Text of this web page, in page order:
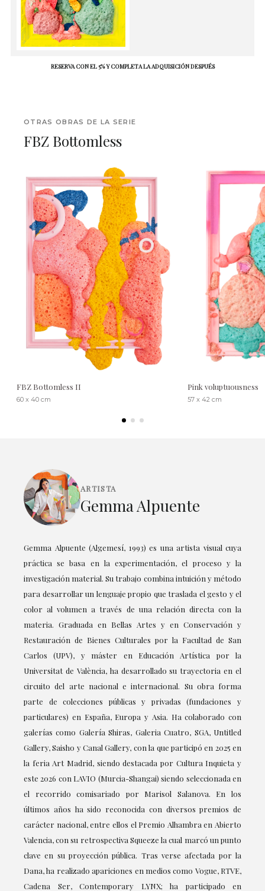
RESERVA CON EL 5% Y COMPLETA LA ADQUISICIÓN DESPUÉS
OTRAS OBRAS DE LA SERIE
FBZ Bottomless
FBZ Bottomless II
60 x 40 cm
Pink voluptuousness
57 x 42 cm
ARTISTA
Gemma Alpuente
Gemma Alpuente (Algemesí, 1993) es una artista visual cuya
práctica se basa en la experimentación, el proceso y la
investigación material. Su trabajo combina intuición y método
para desarrollar un lenguaje propio que traslada el gesto y el
color al volumen a través de una relación directa con la
materia. Graduada en Bellas Artes y en Conservación y
Restauración de Bienes Culturales por la Facultad de San
Carlos (UPV), y máster en Educación Artística por la
Universitat de València, ha desarrollado su trayectoria en el
circuito del arte nacional e internacional. Su obra forma
parte de colecciones públicas y privadas (fundaciones y
particulares) en España, Europa y Asia. Ha colaborado con
galerías como Galería Shiras, Galeria Cuatro, SGA, Untitled
Gallery, Saisho y Canal Gallery, con la que participó en 2025 en
la feria Art Madrid, siendo destacada por Cultura Inquieta y
este 2026 con LAVIO (Murcia-Shangai) siendo seleccionada en
el recorrido comisariado por Marisol Salanova. En los
últimos años ha sido reconocida con diversos premios de
carácter nacional, entre ellos el Premio Alhambra en Abierto
Valencia, con su retrospectiva Squeeze la cual marcó un punto
clave en su proyección pública. Tras verse afectada por la
Dana, ha realizado apariciones en medios como Vogue, RTVE,
Cadena Ser, Contemporary LYNX; ha participado en